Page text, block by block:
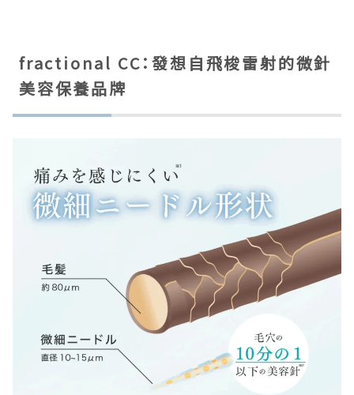
fractional CC：發想自飛梭雷射的微針
美容保養品牌